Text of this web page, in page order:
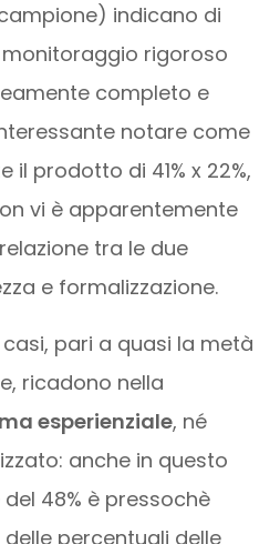
indicano di
rigoroso
completo e
notare come
il prodotto di 41% x 22%,
vi è apparentemente
tra le due
e formalizzazione.
pari a quasi la metà
ricadono nella
esperienziale, né
anche in questo
48% è pressochè
percentuali delle